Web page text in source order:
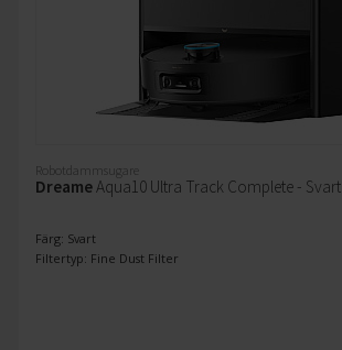
Robotdammsugare
DreameAqua10 Ultra Track Complete - Svart
Färg: Svart
Filtertyp: Fine Dust Filter